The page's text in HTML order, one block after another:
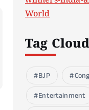
World
Tag
BJP
Entertainment